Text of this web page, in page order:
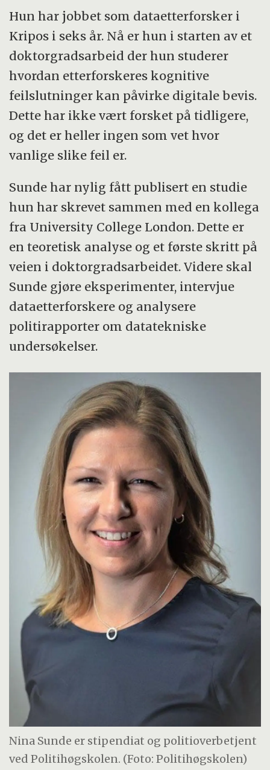
Hun har jobbet som dataetterforsker i
Kripos i seks år. Nå er hun i starten av et
doktorgradsarbeid der hun studerer
hvordan etterforskeres kognitive
feilslutninger kan påvirke digitale bevis.
Dette har ikke vært forsket på tidligere,
og det er heller ingen som vet hvor
vanlige slike feil er.
Sunde har nylig fått publisert en studie
hun har skrevet sammen med en kollega
fra University College London. Dette er
en teoretisk analyse og et første skritt på
veien i doktorgradsarbeidet. Videre skal
Sunde gjøre eksperimenter, intervjue
dataetterforskere og analysere
politirapporter om datatekniske
undersøkelser.
Nina Sunde er stipendiat og politioverbetjent
ved Politihøgskolen. (Foto: Politihøgskolen)